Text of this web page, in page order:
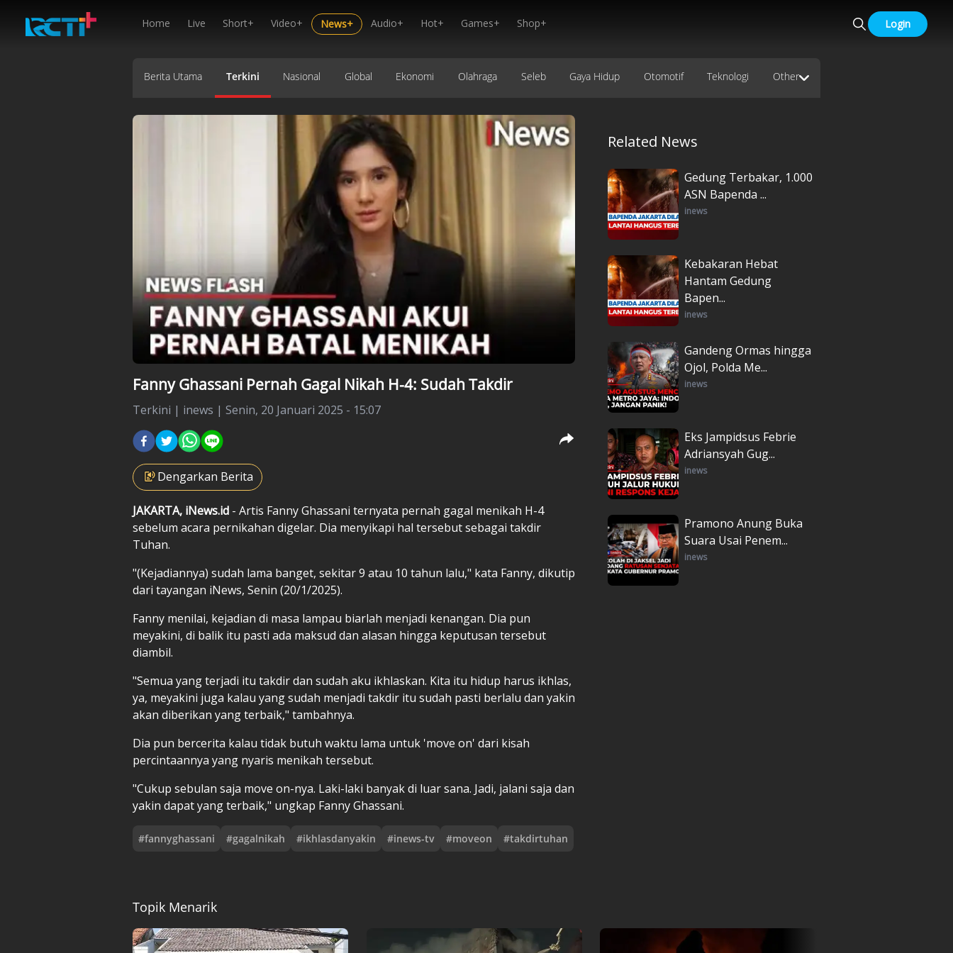
Home Live Short+ Video+ News+ Audio+ Hot+ Games+ Shop+ Login
Berita Utama Terkini Nasional Global Ekonomi Olahraga Seleb Gaya Hidup Otomotif Teknologi Other
Fanny Ghassani Pernah Gagal Nikah H-4: Sudah Takdir
Terkini | inews | Senin, 20 Januari 2025 - 15:07
Dengarkan Berita
JAKARTA, iNews.id - Artis Fanny Ghassani ternyata pernah gagal menikah H-4
sebelum acara pernikahan digelar. Dia menyikapi hal tersebut sebagai takdir
Tuhan.
"(Kejadiannya) sudah lama banget, sekitar 9 atau 10 tahun lalu," kata Fanny, dikutip
dari tayangan iNews, Senin (20/1/2025).
Fanny menilai, kejadian di masa lampau biarlah menjadi kenangan. Dia pun
meyakini, di balik itu pasti ada maksud dan alasan hingga keputusan tersebut
diambil.
"Semua yang terjadi itu takdir dan sudah aku ikhlaskan. Kita itu hidup harus ikhlas,
ya, meyakini juga kalau yang sudah menjadi takdir itu sudah pasti berlalu dan yakin
akan diberikan yang terbaik," tambahnya.
Dia pun bercerita kalau tidak butuh waktu lama untuk 'move on' dari kisah
percintaannya yang nyaris menikah tersebut.
"Cukup sebulan saja move on-nya. Laki-laki banyak di luar sana. Jadi, jalani saja dan
yakin dapat yang terbaik," ungkap Fanny Ghassani.
#fannyghassani #gagalnikah #ikhlasdanyakin #inews-tv #moveon #takdirtuhan
Related News
Gedung Terbakar, 1.000
ASN Bapenda ...
inews
Kebakaran Hebat
Hantam Gedung
Bapen...
inews
Gandeng Ormas hingga
Ojol, Polda Me...
inews
Eks Jampidsus Febrie
Adriansyah Gug...
inews
Pramono Anung Buka
Suara Usai Penem...
inews
Topik Menarik